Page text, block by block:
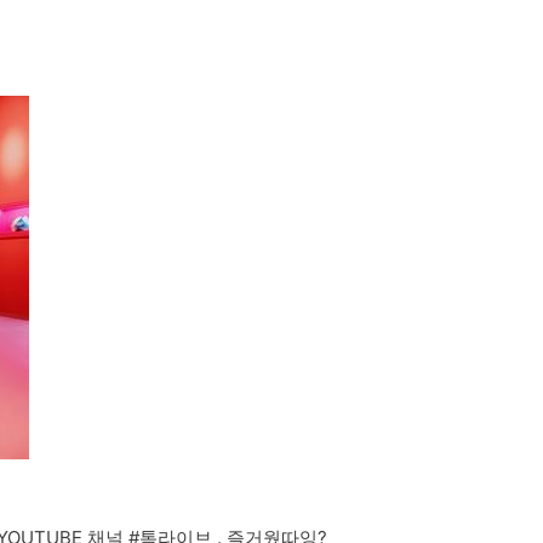
채널 #톡라이브 . 즐거웠따잉?